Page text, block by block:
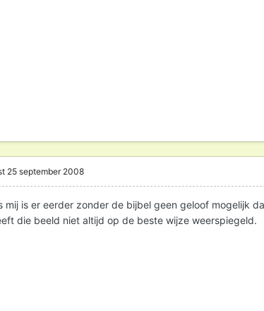
25 september 2008
mij is er eerder zonder de bijbel geen geloof mogelijk
die beeld niet altijd op de beste wijze weerspiegeld.